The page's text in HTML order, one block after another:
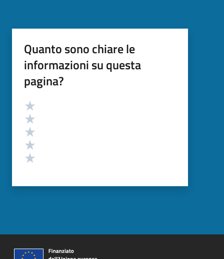
Quanto sono chiare le
informazioni su questa
pagina?
Valutazione